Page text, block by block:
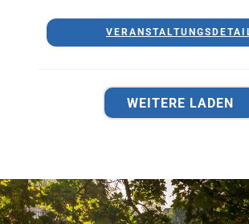
WEITERE LADEN